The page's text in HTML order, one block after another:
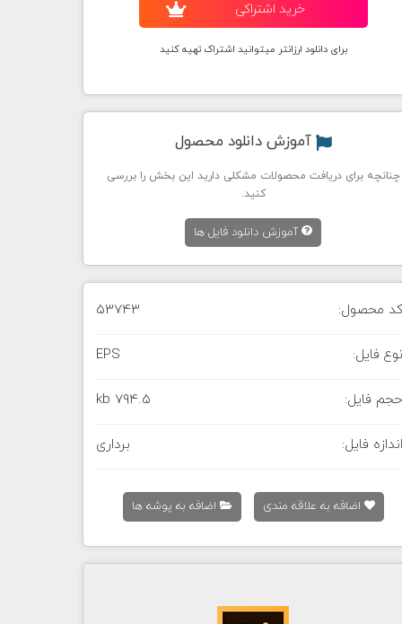
خريد اشتراکی
برای دانلود ارزانتر میتوانید اشتراک تهیه کنید
آموزش دانلود محصول
چنانچه برای دریافت محصولات مشکلی دارید این بخش را بررسی
کنید.
آموزش دانلود فایل ها
کد محصول: 53743
نوع فایل: EPS
حجم فایل: 794.5 kb
اندازه فایل: برداری
اضافه به علاقه مندی اضافه به پوشه ها